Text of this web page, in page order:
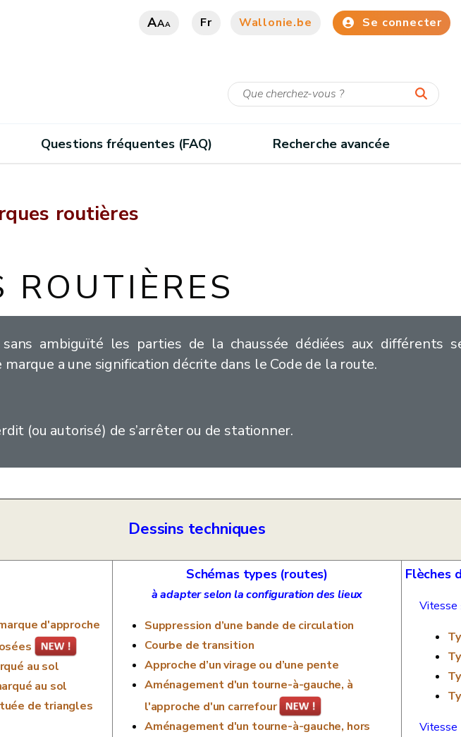
AAA Fr Wallonie.be Se connecter
Questions fréquentes (FAQ) Recherche avancée
routières
ROUTIÈRES
ambiguïté les parties de la chaussée dédiées aux différents
a une signification décrite dans le Code de la route.
(ou autorisé) de s’arrêter ou de stationner.
Dessins techniques
d'approche
au sol
au sol
de triangles
Schémas types (routes)
à adapter selon la configuration des lieux
Suppression d’une bande de circulation
Courbe de transition
Approche d’un virage ou d’une pente
Aménagement d'un tourne-à-gauche, à
l'approche d'un carrefour
Aménagement d'un tourne-à-gauche, hors
Flèches
Vitesse
Vitesse